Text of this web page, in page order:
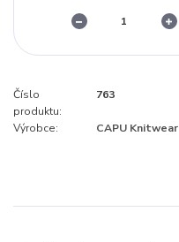
Číslo
produktu:
763
Výrobce: CAPU Knitwear